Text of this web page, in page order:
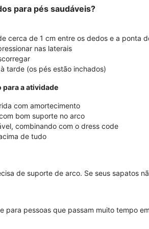
para pés saudáveis?
cerca de 1 cm entre os dedos e a ponta
nas laterais
tarde (os pés estão inchados)
para a atividade
com amortecimento
bom suporte no arco
combinando com o dress code
de tudo
de suporte de arco. Se seus sapatos
para pessoas que passam muito tempo